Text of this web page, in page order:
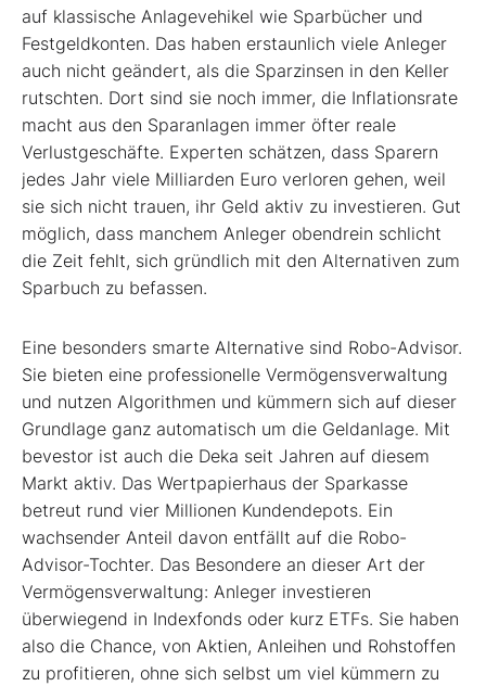
auf klassische Anlagevehikel wie Sparbücher und
Festgeldkonten. Das haben erstaunlich viele Anleger
auch nicht geändert, als die Sparzinsen in den Keller
rutschten. Dort sind sie noch immer, die Inflationsrate
macht aus den Sparanlagen immer öfter reale
Verlustgeschäfte. Experten schätzen, dass Sparern
jedes Jahr viele Milliarden Euro verloren gehen, weil
sie sich nicht trauen, ihr Geld aktiv zu investieren. Gut
möglich, dass manchem Anleger obendrein schlicht
die Zeit fehlt, sich gründlich mit den Alternativen zum
Sparbuch zu befassen.
Eine besonders smarte Alternative sind Robo-Advisor.
Sie bieten eine professionelle Vermögensverwaltung
und nutzen Algorithmen und kümmern sich auf dieser
Grundlage ganz automatisch um die Geldanlage. Mit
bevestor ist auch die Deka seit Jahren auf diesem
Markt aktiv. Das Wertpapierhaus der Sparkasse
betreut rund vier Millionen Kundendepots. Ein
wachsender Anteil davon entfällt auf die Robo-
Advisor-Tochter. Das Besondere an dieser Art der
Vermögensverwaltung: Anleger investieren
überwiegend in Indexfonds oder kurz ETFs. Sie haben
also die Chance, von Aktien, Anleihen und Rohstoffen
zu profitieren, ohne sich selbst um viel kümmern zu